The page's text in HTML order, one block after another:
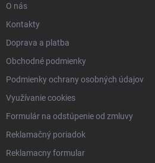
O nás
Kontakty
Doprava a platba
Obchodné podmienky
Podmienky ochrany osobných údajov
Využívanie cookies
Formulár na odstúpenie od zmluvy
Reklamačný poriadok
Reklamacny formular